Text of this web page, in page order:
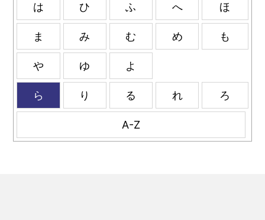
は ひ ふ へ ほ
ま み む め も
や ゆ よ
ら り る れ ろ
A-Z